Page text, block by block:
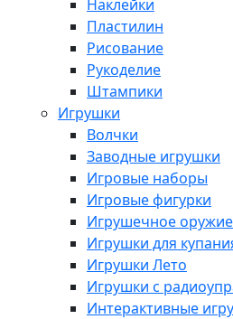
Наклейки
Пластилин
Рисование
Рукоделие
Штампики
Игрушки
Волчки
Заводные игрушки
Игровые наборы
Игровые фигурки
Игрушечное оружие
Игрушки для
Игрушки Лето
Игрушки с
Интерактивные